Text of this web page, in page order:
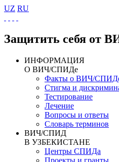
UZ RU
Защитить себя от
ИНФОРМАЦИЯ
О ВИЧ/СПИДе
Факты о ВИЧ/
Стигма и
Тестирование
Лечение
Вопросы и ответы
Словарь терминов
ВИЧ/СПИД
В УЗБЕКИСТАНЕ
Центры СПИДа
Проекты и гранты